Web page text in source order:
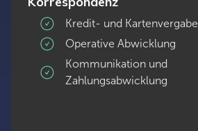
Kredit- und Kartenvergabe
Operative Abwicklung
Kommunikation und
Zahlungsabwicklung